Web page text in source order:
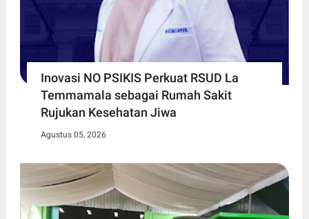
Inovasi NO PSIKIS Perkuat RSUD La
Temmamala sebagai Rumah Sakit
Rujukan Kesehatan Jiwa
Agustus 05, 2026